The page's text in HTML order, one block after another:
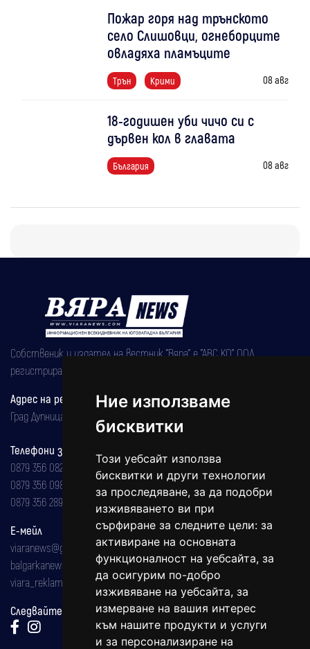
Ние използваме
бисквитки
Този уебсайт използва
бисквитки и други технологии
за проследяване, за да подобри
изживяването ви при
сърфиране за следните цели: за
активиране на основната
функционалност на уебсайта, за
да осигурим по-добро
изживяване на уебсайта, за
измерване на вашия интерес
към нашите продукти и услуги
и за персонализиране на
Пожар горя над трънското
село Слишовци, огнеборците
овладяха пламъците
Трън Крими 08 авг
18-годишен уби чичо си с
дървен кол в главата
България 08 авг
Собственик и издател на вестник "Вяра" е "АВС КО" ООД,
регистрирана на 08.05.2002 година.
Адрес на редакцията
Град Дупница, ул.''Христо Ботев" 43
Телефони за реклама и абонаменти
0879 356 082
0879 356 098
0879 356 289
Е-мейл
viaranews@gmail.com
balgarkanews@gmail.com
viara_reklama@mail.bg
Следвайте ни: